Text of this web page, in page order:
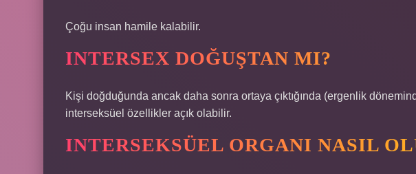
Çoğu insan hamile kalabilir.
INTERSEX DOĞUŞTAN MI?
Kişi doğduğunda ancak daha sonra ortaya çıktığında (ergenlik
interseksüel özellikler açık olabilir.
INTERSEKSÜEL ORGANI NASIL